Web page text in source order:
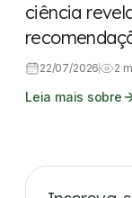
ciência
22/07/2026 2
Leia mais sobre